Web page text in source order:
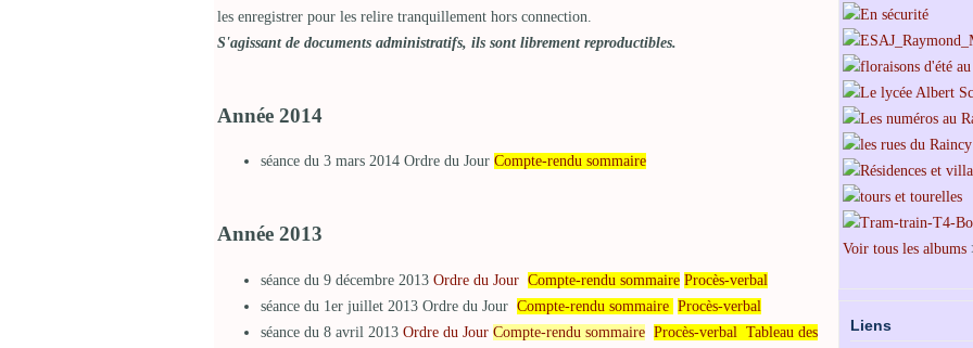
les enregistrer pour les relire tranquillement hors connection.
S'agissant de documents administratifs, ils sont librement reproductibles.
Année 2014
séance du 3 mars 2014 Ordre du Jour Compte-rendu sommaire
Année 2013
séance du 9 décembre 2013 Ordre du Jour Compte-rendu sommaire Procès-verbal
séance du 1er juillet 2013 Ordre du Jour Compte-rendu sommaire Procès-verbal
séance du 8 avril 2013 Ordre du Jour Compte-rendu sommaire Procès-verbal
Tableau des
Voir tous les albums
Liens